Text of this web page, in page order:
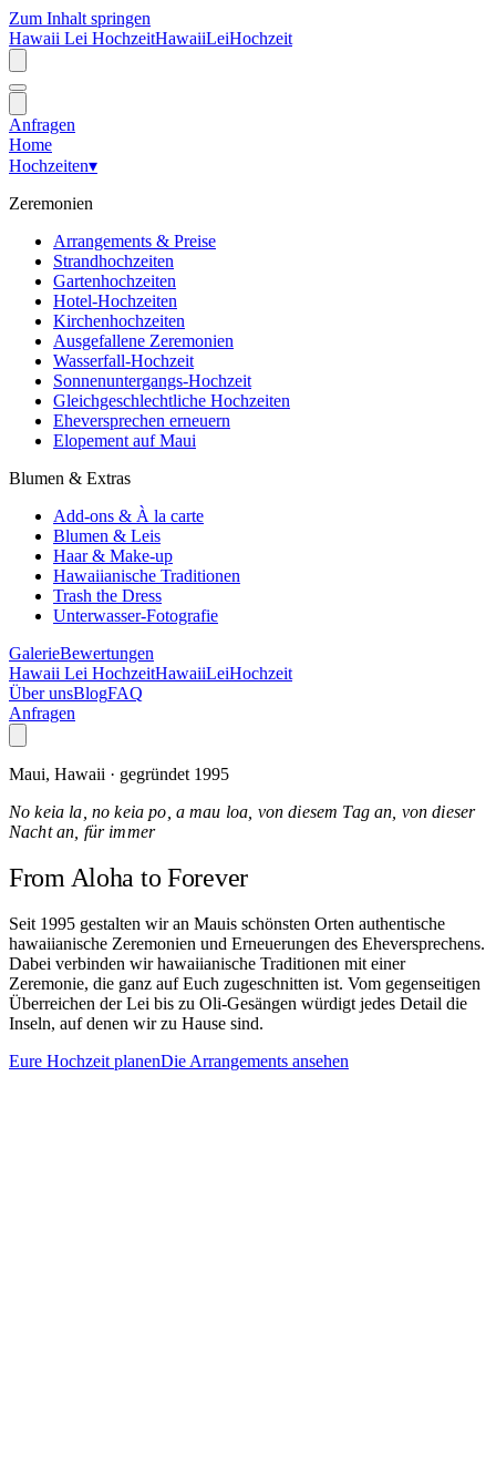
Zum Inhalt springen
Hawaii Lei HochzeitHawaiiLeiHochzeit
Anfragen
Home
Hochzeiten▾
Zeremonien
Arrangements & Preise
Strandhochzeiten
Gartenhochzeiten
Hotel-Hochzeiten
Kirchenhochzeiten
Ausgefallene Zeremonien
Wasserfall-Hochzeit
Sonnenuntergangs-Hochzeit
Gleichgeschlechtliche Hochzeiten
Eheversprechen erneuern
Elopement auf Maui
Blumen & Extras
Add-ons & À la carte
Blumen & Leis
Haar & Make-up
Hawaiianische Traditionen
Trash the Dress
Unterwasser-Fotografie
GalerieBewertungen
Hawaii Lei HochzeitHawaiiLeiHochzeit
Über unsBlogFAQ
Anfragen
Maui, Hawaii · gegründet 1995
No keia la, no keia po, a mau loa, von diesem Tag an, von dieser
Nacht an, für immer
From Aloha to Forever
Seit 1995 gestalten wir an Mauis schönsten Orten authentische
hawaiianische Zeremonien und Erneuerungen des Eheversprechens.
Dabei verbinden wir hawaiianische Traditionen mit einer
Zeremonie, die ganz auf Euch zugeschnitten ist. Vom gegenseitigen
Überreichen der Lei bis zu Oli-Gesängen würdigt jedes Detail die
Inseln, auf denen wir zu Hause sind.
Eure Hochzeit planenDie Arrangements ansehen